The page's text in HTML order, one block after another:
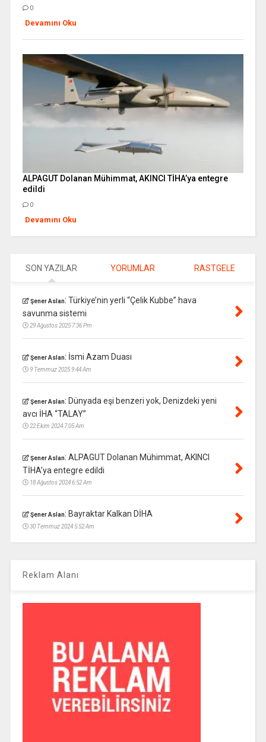
0
Devamını Oku
ALPAGUT Dolanan Mühimmat, AKINCI TİHA’ya entegre
edildi
0
Devamını Oku
SON YAZILAR YORUMLAR RASTGELE
Şener Aslan: Türkiye’nin yerli “Çelik Kubbe” hava
savunma sistemi
29 Ağustos 2025 7:36 Pm
Şener Aslan: İsmi Azam Duası
9 Temmuz 2025 9:44 Am
Şener Aslan: Dünyada eşi benzeri yok, Denizdeki yeni
avcı İHA “TALAY”
22 Ekim 2024 7:05 Am
Şener Aslan: ALPAGUT Dolanan Mühimmat, AKINCI
TİHA’ya entegre edildi
18 Ağustos 2024 6:52 Am
Şener Aslan: Bayraktar Kalkan DİHA
30 Temmuz 2024 5:52 Am
Reklam Alanı